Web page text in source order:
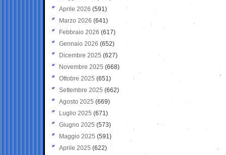
Aprile 2026 (591)
Marzo 2026 (641)
Febbraio 2026 (617)
Gennaio 2026 (652)
Dicembre 2025 (627)
Novembre 2025 (668)
Ottobre 2025 (651)
Settembre 2025 (662)
Agosto 2025 (669)
Luglio 2025 (671)
Giugno 2025 (573)
Maggio 2025 (591)
Aprile 2025 (622)